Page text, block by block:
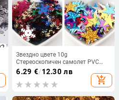
Звездно цвете 10g
Стереоскопичен самолет PVC
свободни пайети Пайети Шевни
занаяти Деца Направи си сам
Аксесоар за декорация на дрехи
6.29 €/12.30 лв
add_shopping_cart